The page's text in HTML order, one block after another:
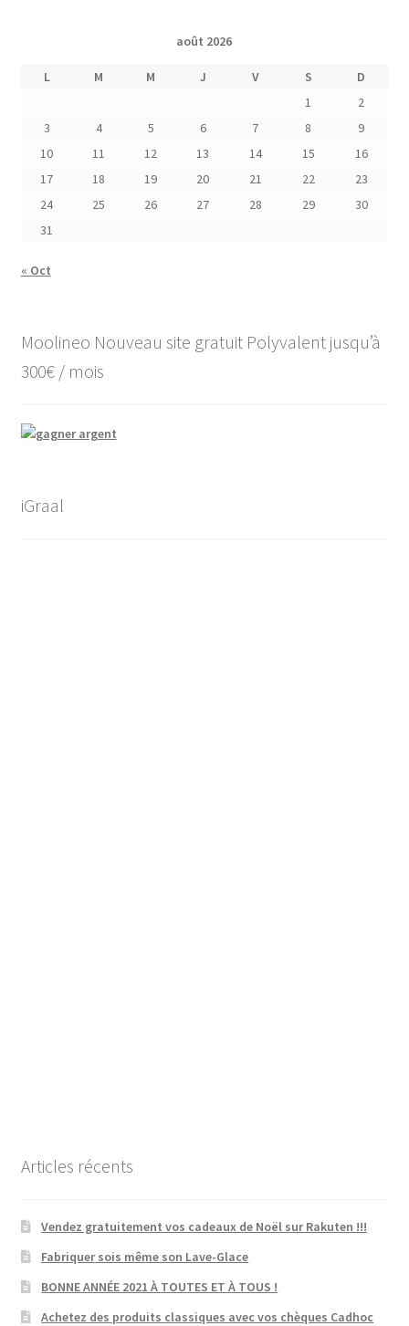
août 2026
L M M J V S
D
1
2
3
4 5 6 7 8
9
10
11 12 13 14 15
16
17
18 19 20 21 22
23
24
25 26 27 28 29
30
31
« Oct
Moolineo Nouveau site gratuit Polyvalent jusqu’à
300€ / mois
iGraal
Articles récents
Vendez gratuitement vos cadeaux de Noël sur Rakuten !!!
Fabriquer sois même son Lave-Glace
BONNE ANNÉE 2021 À TOUTES ET À TOUS !
Achetez des produits classiques avec vos chèques Cadhoc